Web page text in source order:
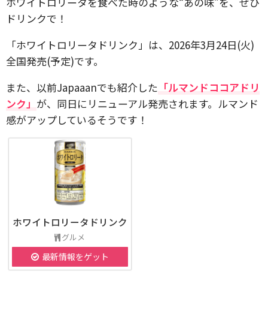
ドリンクで！
「ホワイトロリータドリンク」は、2026年3月24日(火)
全国発売(予定)です。
また、以前Japaaanでも紹介した 「ルマンドココアドリ
ンク」 が、同日にリニューアル発売されます。ルマンド
感がアップしているそうです！
ホワイトロリータドリンク
グルメ
最新情報をゲット